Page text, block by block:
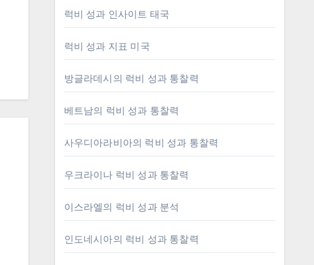
럭비 성과 인사이트 태국
럭비 성과 지표 미국
방글라데시의 럭비 성과 통찰력
베트남의 럭비 성과 통찰력
사우디아라비아의 럭비 성과 통찰력
우크라이나 럭비 성과 통찰력
이스라엘의 럭비 성과 분석
인도네시아의 럭비 성과 통찰력